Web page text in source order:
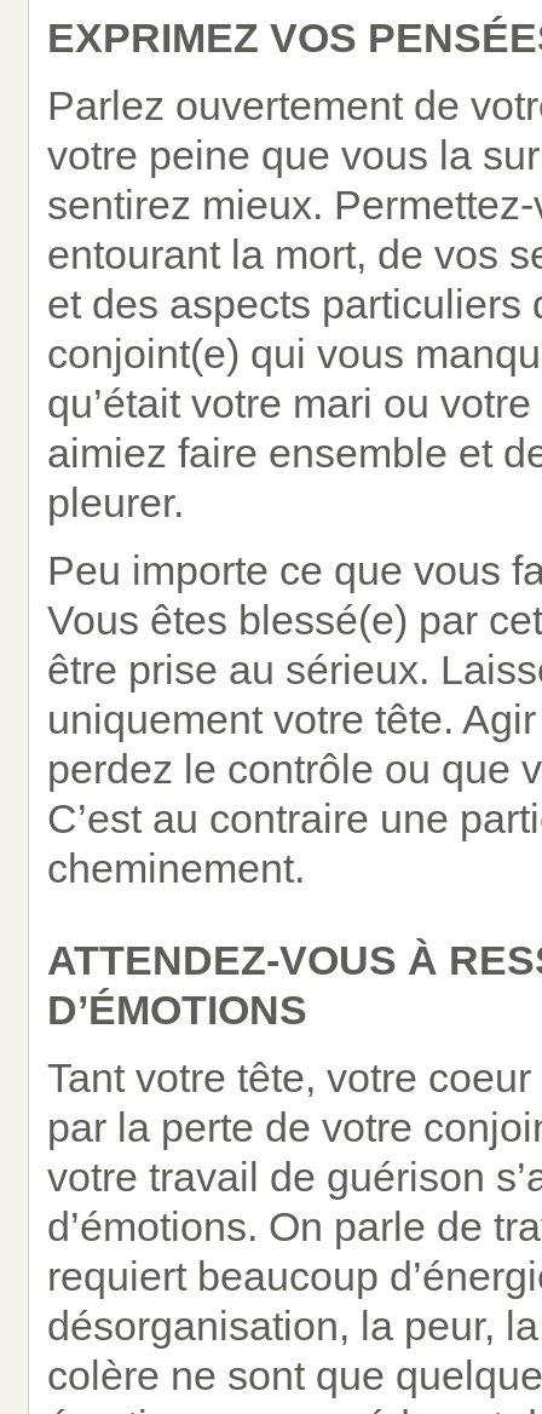
EXPRIMEZ VOS
Parlez ouvertement de
votre peine que vous la
sentirez mieux.
entourant la mort, de vos
et des aspects particuliers
conjoint(e) qui vous
qu’était votre mari ou
aimiez faire ensemble et
pleurer.
Peu importe ce que vous
Vous êtes blessé(e) par
être prise au sérieux.
uniquement votre tête.
perdez le contrôle ou que
C’est au contraire une
cheminement.
ATTENDEZ-VOUS À
D’ÉMOTIONS
Tant votre tête, votre
par la perte de votre
votre travail de guérison
d’émotions. On parle de
requiert beaucoup
désorganisation, la peur,
colère ne sont que